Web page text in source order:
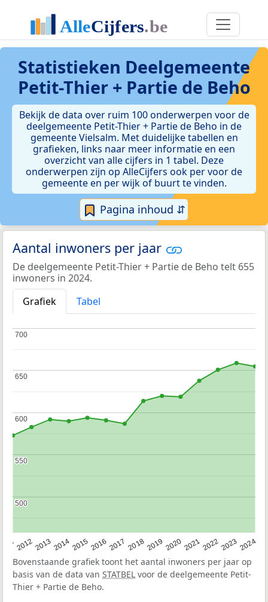
Statistieken Deelgemeente
Petit-Thier + Partie de Beho
Bekijk de data over ruim 100 onderwerpen voor de
deelgemeente Petit-Thier + Partie de Beho in de
gemeente Vielsalm. Met duidelijke tabellen en
grafieken, links naar meer informatie en een
overzicht van alle cijfers in 1 tabel. Deze
onderwerpen zijn op AlleCijfers ook per voor de
gemeente en per wijk of buurt te vinden.
Pagina inhoud ⇵
Aantal inwoners per jaar
De deelgemeente Petit-Thier + Partie de Beho telt 655
inwoners in 2024.
Grafiek
Tabel
201220132014201520162017 20182019 20202021202220232024
500
500
550
550
600
600
650
650
700
700
Bovenstaande grafiek toont het aantal inwoners per jaar op
basis van de data van STATBEL voor de deelgemeente Petit-
Thier + Partie de Beho.